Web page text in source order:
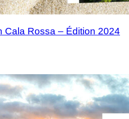
Cala Rossa – Édition 2024